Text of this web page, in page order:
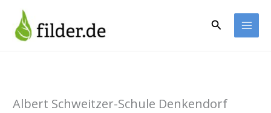
Inhalt
springen
Suchen
Albert Schweitzer-Schule Denkendorf